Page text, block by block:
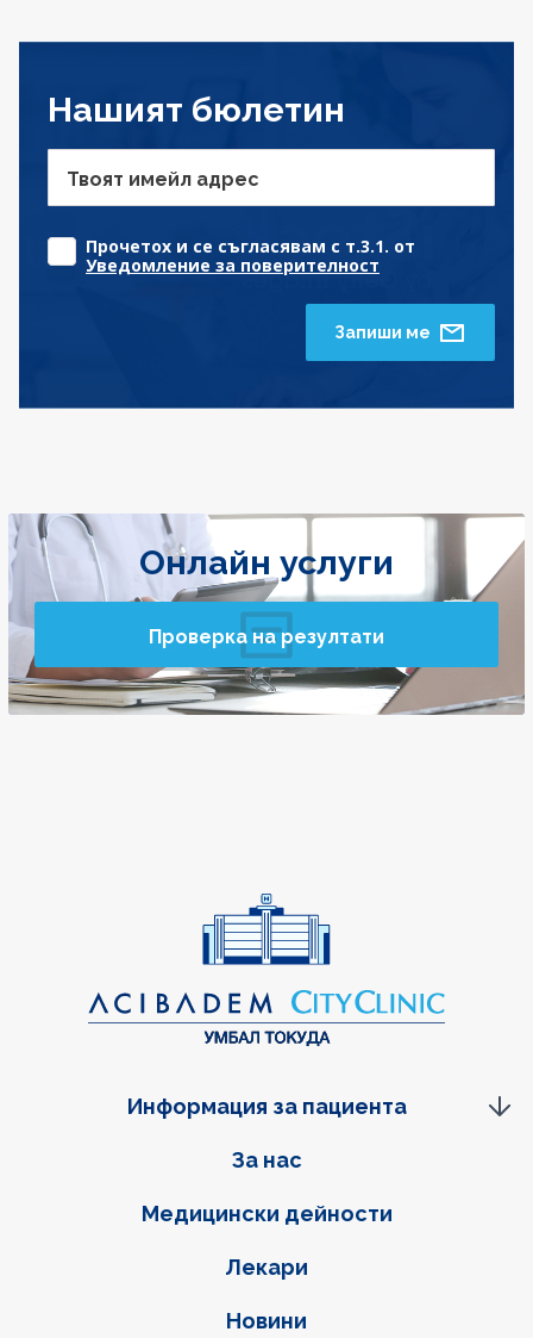
Нашият бюлетин
Твоят имейл адрес
Прочетох и се съгласявам с т.3.1. от
Уведомление за поверителност
Запиши ме
Онлайн услуги
Проверка на резултати
Фуутер навигация
За нас
Медицински дейности
Лекари
Новини
Информация за пациента